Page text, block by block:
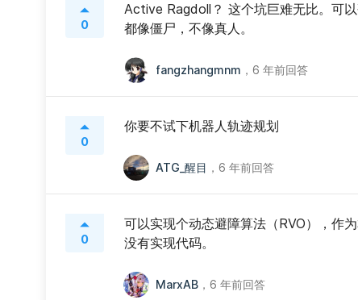
0
Active Ragdoll？ 这个坑巨难无比。可
都像僵尸，不像真人。
fangzhangmnm ， 6 年前回答
0
你要不试下机器人轨迹规划
ATG_醒目 ， 6 年前回答
0
可以实现个动态避障算法（RVO），作
没有实现代码。
MarxAB ， 6 年前回答